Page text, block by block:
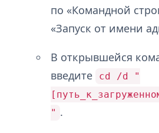
по «Командной
«Запуск от имени
В открывшейся
введите
cd /d "
" .